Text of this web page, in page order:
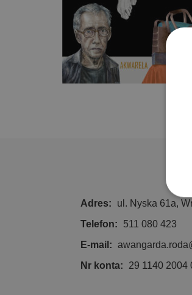
Adres:
ul. Nyska 61a,
Telefon:
511 080 423
E-mail:
Nr konta:
29 1140 2004